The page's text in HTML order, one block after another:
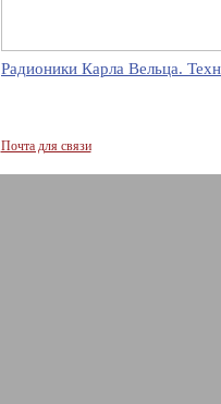
Радионики Карла Вельца.
Почта для связи